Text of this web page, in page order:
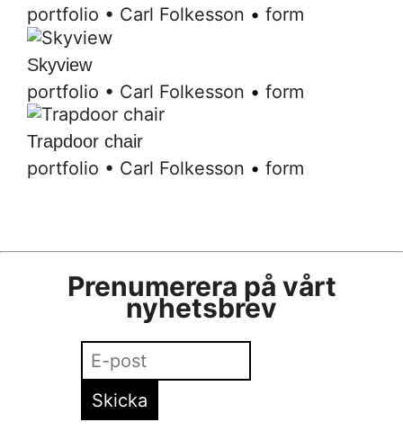
portfolio • Carl Folkesson • form
Skyview
portfolio • Carl Folkesson • form
Trapdoor chair
portfolio • Carl Folkesson • form
Prenumerera på vårt
nyhetsbrev